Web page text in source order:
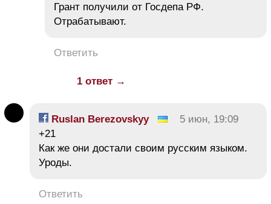
Грант получили от Госдепа РФ.
Отрабатывают.
Ответить
1 ответ →
Ruslan Berezovskyy
5 июн, 19:09
+21
Как же они достали своим русским языком.
Уроды.
Ответить